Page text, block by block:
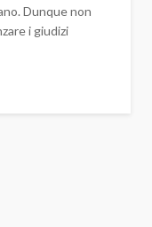
Dunque non
i giudizi